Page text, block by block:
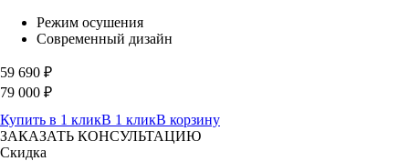
Режим осушения
Современный дизайн
59 690 ₽
79 000 ₽
Купить в 1 кликВ 1 кликВ корзину
ЗАКАЗАТЬ КОНСУЛЬТАЦИЮ
Скидка